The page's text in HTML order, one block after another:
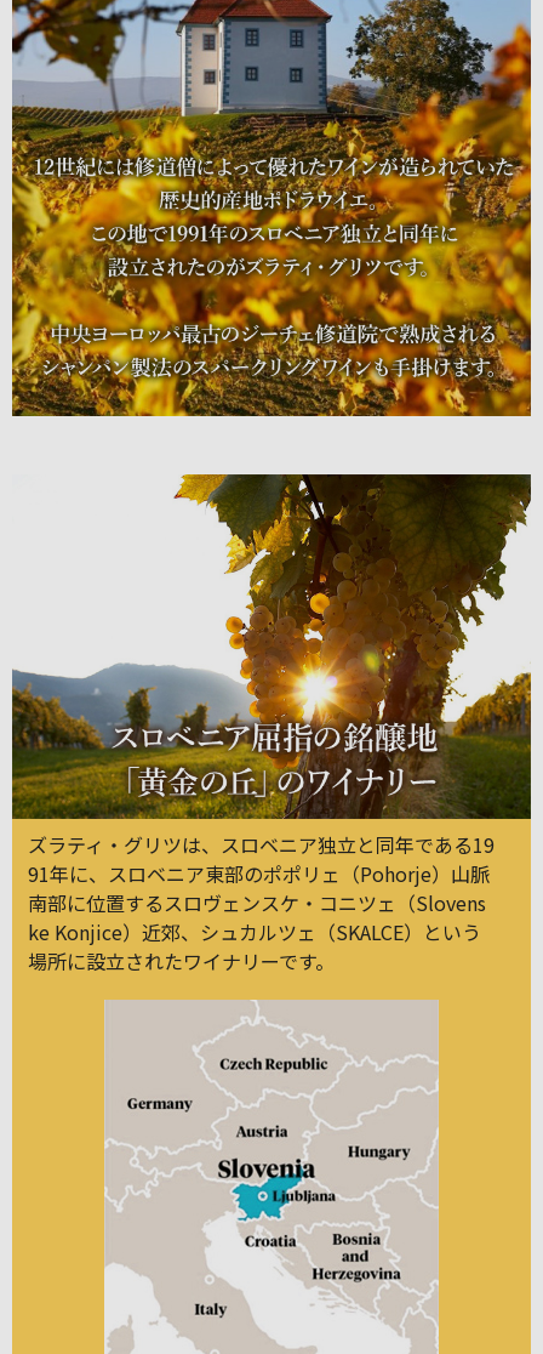
ズラティ・グリツは、スロベニア独立と同年である19
91年に、スロベニア東部のポポリェ（Pohorje）山脈
南部に位置するスロヴェンスケ・コニツェ（Slovens
ke Konjice）近郊、シュカルツェ（SKALCE）という
場所に設立されたワイナリーです。